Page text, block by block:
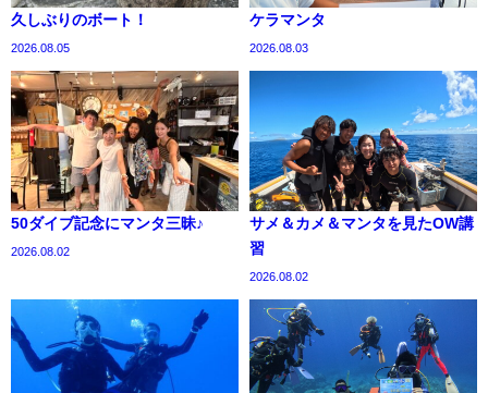
久しぶりのボート！
2026.08.05
ケラマンタ
2026.08.03
50ダイブ記念にマンタ三昧♪
2026.08.02
サメ＆カメ＆マンタを見たOW講
習
2026.08.02